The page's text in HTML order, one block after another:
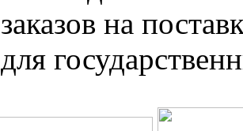
заказов на
для